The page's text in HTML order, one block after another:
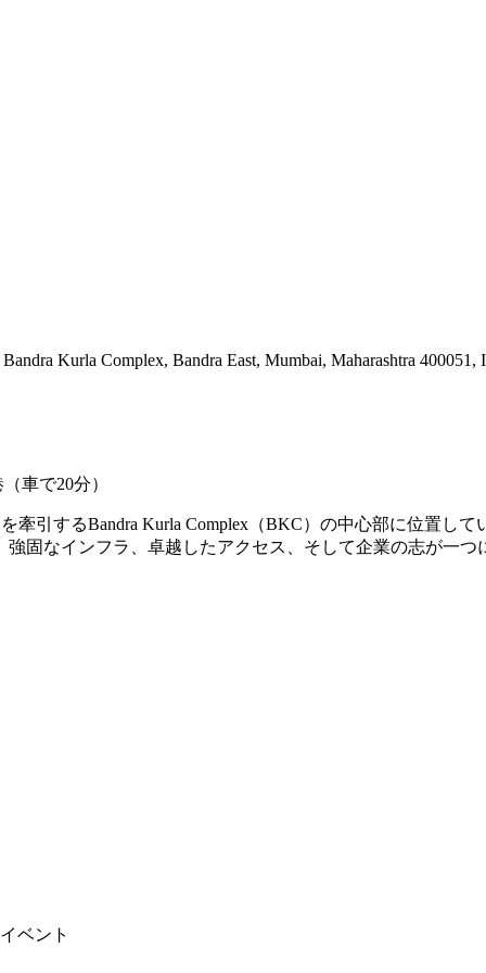
Kurla Complex, Bandra East, Mumbai, Maharashtra 400051,
車で20分）
牽引するBandra Kurla Complex（BKC）の中心部に位置し
固なインフラ、卓越したアクセス、そして企業の志が一つ
ベント